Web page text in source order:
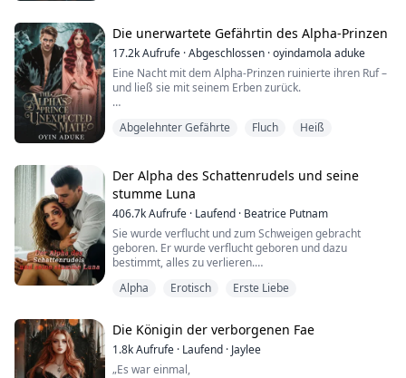
Blake Grayson ist gerade 18 geworden und freut sich
darauf herauszufinden, ob seine l...
Die unerwartete Gefährtin des Alpha-Prinzen
17.2kAufrufe ·Abgeschlossen ·oyindamola aduke
Eine Nacht mit dem Alpha-Prinzen ruinierte ihren Ruf –
und ließ sie mit seinem Erben zurück.
ein Nichts – verachtet, unsichtbar und gefangen unter
ihrem achtzehnten Geburtstag, als sie ihn mit ihrer
Stiefschwester im Bett erwischt.
Mit gebrochene...
Abgelehnter Gefährte Fluch Heiß
Der Alpha des Schattenrudels und seine
stumme Luna
406.7kAufrufe · Laufend · Beatrice Putnam
Sie wurde verflucht und zum Schweigen gebracht
geboren. Er wurde verflucht geboren und dazu
bestimmt, alles zu verlieren.
Vanessa, die stumme Außenseiterin eines verfluchten
ihre Freiheit von einem brutalen Vater zerschlagen,
und sie ist einem Monster versprochen, das sie nicht
will. Doch das Sc...
Alpha Erotisch Erste Liebe
Die Königin der verborgenen Fae
1.8kAufrufe · Laufend · Jaylee
„Es war einmal,